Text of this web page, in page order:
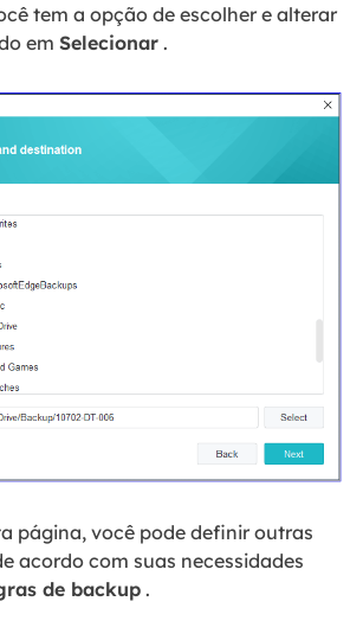
tem a opção de escolher e alterar
em Selecionar.
página, você pode definir outras
acordo com suas necessidades
de backup.